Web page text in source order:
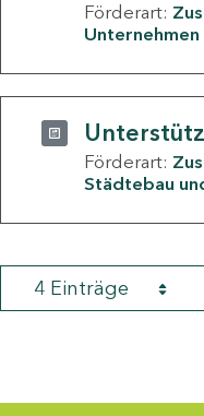
Förderart:
Unternehmen
Förderart:
Städtebau
4 Einträge